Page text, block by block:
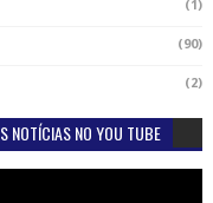
(1)
(90)
(2)
NOTÍCIAS NO YOU TUBE